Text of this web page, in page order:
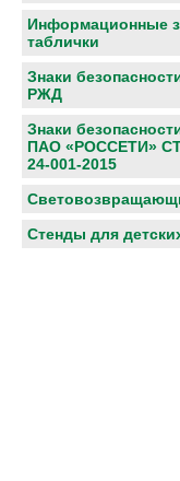
Информационные
таблички
Знаки
РЖД
Знаки
ПАО «РОССЕТИ»
24-001-2015
Cтенды для